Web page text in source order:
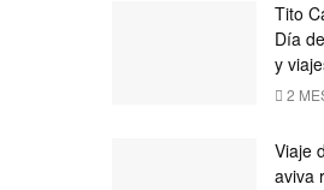
Tito
Día
y
2
Viaje
aviva